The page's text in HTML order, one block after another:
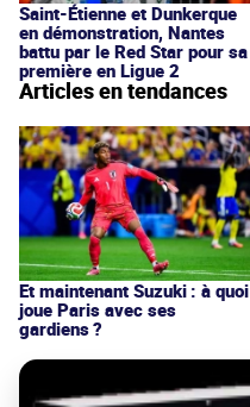
Saint-Étienne et Dunkerque
en démonstration, Nantes
battu par le Red Star pour sa
première en Ligue 2
Articles en tendances
Et maintenant Suzuki : à quoi
joue Paris avec ses
gardiens ?